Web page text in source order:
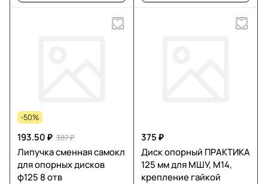
-50%
193.50 ₽ 387 ₽
Липучка сменная самокл
для опорных дисков
ф125 8 отв
375 ₽
Диск опорный ПРАКТИКА
125 мм для МШУ, М14,
крепление гайкой